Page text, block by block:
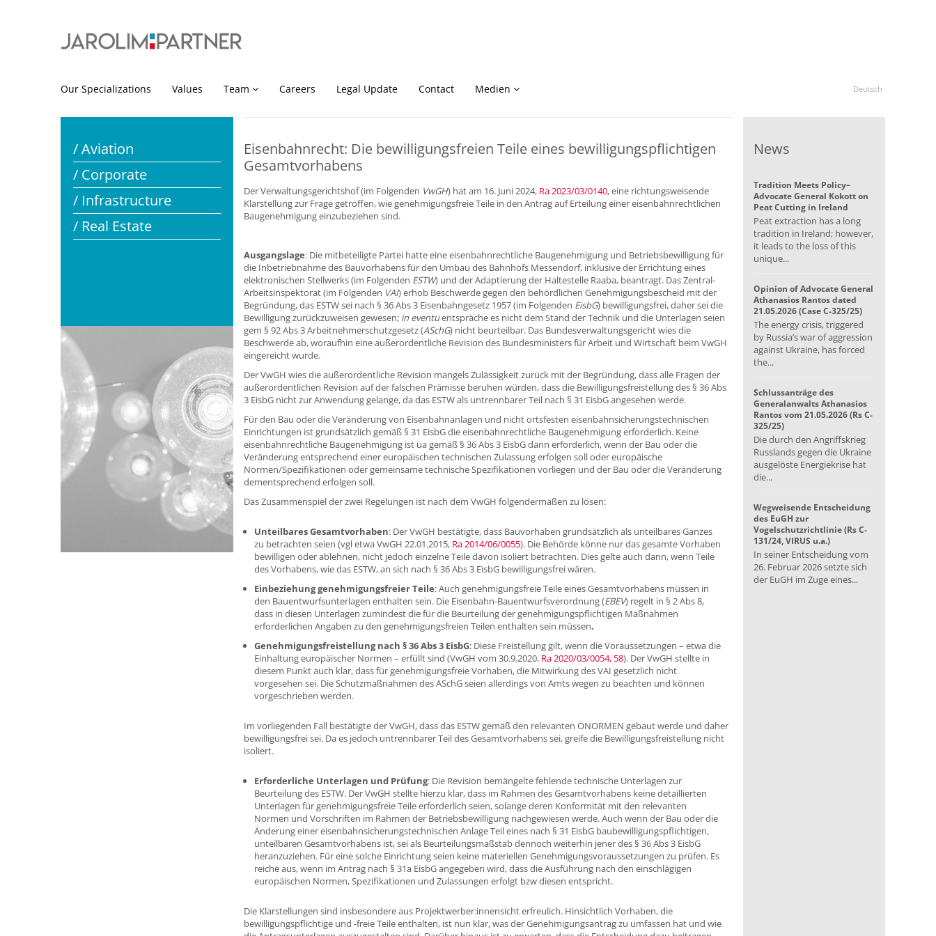
Our Specializations Values Team Careers Legal Update Contact Medien Deutsch
/ Aviation
/ Corporate
/ Infrastructure
/ Real Estate
Eisenbahnrecht: Die bewilligungsfreien Teile eines bewilligungspflichtigen
Gesamtvorhabens
Der Verwaltungsgerichtshof (im Folgenden VwGH) hat am 16. Juni 2024, Ra 2023/03/0140, eine richtungsweisende
Klarstellung zur Frage getroffen, wie genehmigungsfreie Teile in den Antrag auf Erteilung einer eisenbahnrechtlichen
Baugenehmigung einzubeziehen sind.
Ausgangslage: Die mitbeteiligte Partei hatte eine eisenbahnrechtliche Baugenehmigung und Betriebsbewilligung für
die Inbetriebnahme des Bauvorhabens für den Umbau des Bahnhofs Messendorf, inklusive der Errichtung eines
elektronischen Stellwerks (im Folgenden ESTW) und der Adaptierung der Haltestelle Raaba, beantragt. Das Zentral-
Arbeitsinspektorat (im Folgenden VAI) erhob Beschwerde gegen den behördlichen Genehmigungsbescheid mit der
Begründung, das ESTW sei nach § 36 Abs 3 Eisenbahngesetz 1957 (im Folgenden EisbG) bewilligungsfrei, daher sei die
Bewilligung zurückzuweisen gewesen; in eventuentspräche es nicht dem Stand der Technik und die Unterlagen seien
gem § 92 Abs 3 Arbeitnehmerschutzgesetz (ASchG) nicht beurteilbar. Das Bundesverwaltungsgericht wies die
Beschwerde ab, woraufhin eine außerordentliche Revision des Bundesministers für Arbeit und Wirtschaft beim VwGH
eingereicht wurde.
Der VwGH wies die außerordentliche Revision mangels Zulässigkeit zurück mit der Begründung, dass alle Fragen der
außerordentlichen Revision auf der falschen Prämisse beruhen würden, dass die Bewilligungsfreistellung des § 36 Abs
3 EisbG nicht zur Anwendung gelange, da das ESTW als untrennbarer Teil nach § 31 EisbG angesehen werde.
Für den Bau oder die Veränderung von Eisenbahnanlagen und nicht ortsfesten eisenbahnsicherungstechnischen
Einrichtungen ist grundsätzlich gemäß § 31 EisbG die eisenbahnrechtliche Baugenehmigung erforderlich. Keine
eisenbahnrechtliche Baugenehmigung ist ua gemäß § 36 Abs 3 EisbG dann erforderlich, wenn der Bau oder die
Veränderung entsprechend einer europäischen technischen Zulassung erfolgen soll oder europäische
Normen/Spezifikationen oder gemeinsame technische Spezifikationen vorliegen und der Bau oder die Veränderung
dementsprechend erfolgen soll.
Das Zusammenspiel der zwei Regelungen ist nach dem VwGH folgendermaßen zu lösen:
Unteilbares Gesamtvorhaben: Der VwGH bestätigte, dass Bauvorhaben grundsätzlich als unteilbares Ganzes
zu betrachten seien (vgl etwa VwGH 22.01.2015, Ra 2014/06/0055). Die Behörde könne nur das gesamte Vorhaben
bewilligen oder ablehnen, nicht jedoch einzelne Teile davon isoliert betrachten. Dies gelte auch dann, wenn Teile
des Vorhabens, wie das ESTW, an sich nach § 36 Abs 3 EisbG bewilligungsfrei wären.
Einbeziehung genehmigungsfreier Teile: Auch genehmigungsfreie Teile eines Gesamtvorhabens müssen in
den Bauentwurfsunterlagen enthalten sein. Die Eisenbahn-Bauentwurfsverordnung (EBEV) regelt in § 2 Abs 8,
dass in diesen Unterlagen zumindest die für die Beurteilung der genehmigungspflichtigen Maßnahmen
erforderlichen Angaben zu den genehmigungsfreien Teilen enthalten sein müssen.
Genehmigungsfreistellung nach § 36 Abs 3 EisbG: Diese Freistellung gilt, wenn die Voraussetzungen – etwa die
Einhaltung europäischer Normen – erfüllt sind (VwGH vom 30.9.2020, Ra 2020/03/0054, 58). Der VwGH stellte in
diesem Punkt auch klar, dass für genehmigungsfreie Vorhaben, die Mitwirkung des VAI gesetzlich nicht
vorgesehen sei. Die Schutzmaßnahmen des ASchG seien allerdings von Amts wegen zu beachten und können
vorgeschrieben werden.
Im vorliegenden Fall bestätigte der VwGH, dass das ESTW gemäß den relevanten ÖNORMEN gebaut werde und daher
bewilligungsfrei sei. Da es jedoch untrennbarer Teil des Gesamtvorhabens sei, greife die Bewilligungsfreistellung nicht
isoliert.
Erforderliche Unterlagen und Prüfung: Die Revision bemängelte fehlende technische Unterlagen zur
Beurteilung des ESTW. Der VwGH stellte hierzu klar, dass im Rahmen des Gesamtvorhabens keine detaillierten
Unterlagen für genehmigungsfreie Teile erforderlich seien, solange deren Konformität mit den relevanten
Normen und Vorschriften im Rahmen der Betriebsbewilligung nachgewiesen werde. Auch wenn der Bau oder die
Änderung einer eisenbahnsicherungstechnischen Anlage Teil eines nach § 31 EisbG baubewilligungspflichtigen,
unteilbaren Gesamtvorhabens ist, sei als Beurteilungsmaßstab dennoch weiterhin jener des § 36 Abs 3 EisbG
heranzuziehen. Für eine solche Einrichtung seien keine materiellen Genehmigungsvoraussetzungen zu prüfen. Es
reiche aus, wenn im Antrag nach § 31a EisbG angegeben wird, dass die Ausführung nach den einschlägigen
europäischen Normen, Spezifikationen und Zulassungen erfolgt bzw diesen entspricht.
Die Klarstellungen sind insbesondere aus Projektwerber:innensicht erfreulich. Hinsichtlich Vorhaben, die
bewilligungspflichtige und -freie Teile enthalten, ist nun klar, was der Genehmigungsantrag zu umfassen hat und wie
News
Tradition Meets Policy–
Advocate General Kokott on
Peat Cutting in Ireland
Peat extraction has a long
tradition in Ireland; however,
it leads to the loss of this
unique...
Opinion of Advocate General
Athanasios Rantos dated
21.05.2026 (Case C-325/25)
The energy crisis, triggered
by Russia’s war of aggression
against Ukraine, has forced
the...
Schlussanträge des
Generalanwalts Athanasios
Rantos vom 21.05.2026 (Rs C-
325/25)
Die durch den Angriffskrieg
Russlands gegen die Ukraine
ausgelöste Energiekrise hat
die...
Wegweisende Entscheidung
des EuGH zur
Vogelschutzrichtlinie (Rs C-
131/24, VIRUS u.a.)
In seiner Entscheidung vom
26. Februar 2026 setzte sich
der EuGH im Zuge eines...